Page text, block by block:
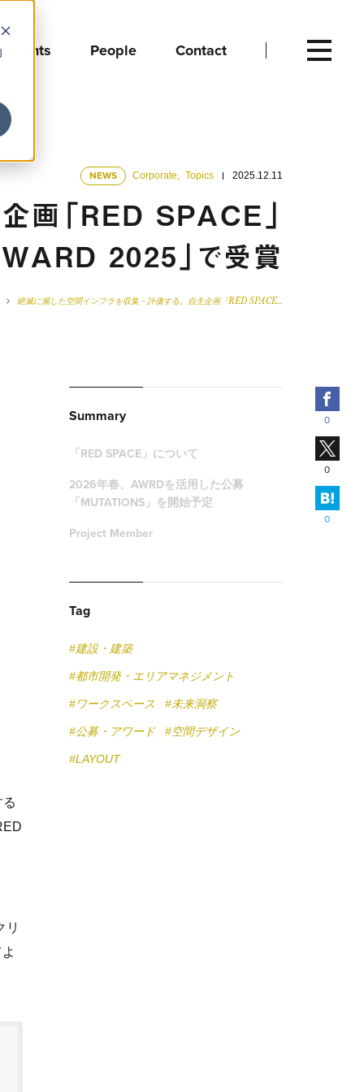
Events People Contact
NEWS Corporate, Topics 2025.12.11
画「RED SPACE」
2025」で受賞
絶滅に瀕した空間インフラを収集・評価する。自主企画「RED SPACE…
Summary
「RED SPACE」について
2026年春、AWRDを活用した公募
「MUTATIONS」を開始予定
Project Member
Tag
#建設・建築
#都市開発・エリアマネジメント
#ワークスペース #未来洞察
#公募・アワード #空間デザイン
#LAYOUT
0
0
0
リ